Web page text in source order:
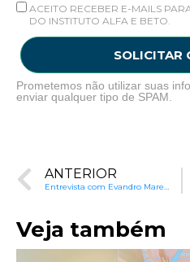
ACEITO RECEBER E-MAILS
DO INSTITUTO ALFA E BETO.
SOLICITAR
Prometemos não utilizar suas
enviar qualquer tipo de SPAM.
ANTERIOR
Veja também